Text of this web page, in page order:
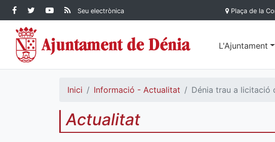
Contingut principal
Facebook Ajuntament de
Dénia
Twitter Ajuntament de
Dénia
YouTube Ajuntament
de Dénia
RSS Actualitat
Ajuntament de
Seu electrònica Plaça de la
L'Ajuntament
Inici Informació - Actualitat Dénia trau a licitació
Actualitat